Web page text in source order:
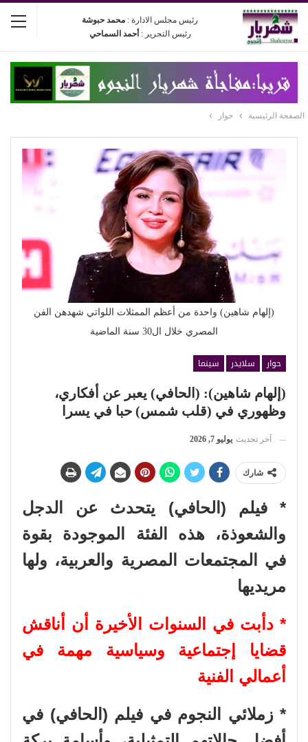
رئيس مجلس الادارة : محمد حبوشة
رئيس التحرير : أحمد السماحي
الصفحة الرئيسية حوار
(إلهام شاهين) واحدة من أعظم الممثلات اللواتي شهدهن الفن
المصري خلال ال30 سنة الماضية
حوار سلايدر
سينما
(إلهام شاهين): (الحافي) يعبر عن أفكاري،
وظهوري في (قلب شمس) حبا في يسرا
آخر تحديث يوليو 7, 2026
شارك
* فيلم (الحافي) يتحدث عن الدجل
والشعوذة، هذه الفئة الموجودة بقوة
في المجتمعات المصرية والعربية، ولها
مريديها
* دأبت في السنوات الأخيرة أن أناقش
قضايا إجتماعية وسياسية مهمة في
أعمالي الفنية
* زملائي النجوم في فيلم (الحافي) في